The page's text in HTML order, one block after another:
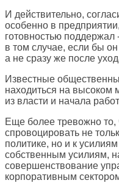
И действительно,
особенно в
готовностью
в том случае, если бы
а не сразу же после
Известные
находиться на высоком
из власти и начала
Еще более тревожно то,
спровоцировать не
политике, но и к
собственным усилиям,
совершенствование
корпоративным